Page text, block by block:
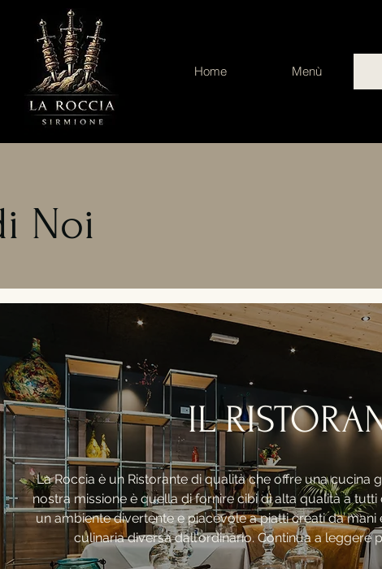
Home Menù
Noi
IL
La Roccia è un Ristorante di qualità che offre una cucina
nostra missione è quella di fornire cibi di alta qualità a
un ambiente divertente e piacevole a piatti creati da
culinaria diversa dall'ordinario. Continua a leggere